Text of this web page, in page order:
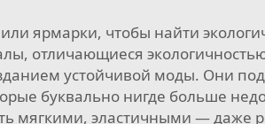
ярмарки, чтобы найти
отличающиеся
устойчивой моды. Они
буквально нигде больше
мягкими, эластичными —